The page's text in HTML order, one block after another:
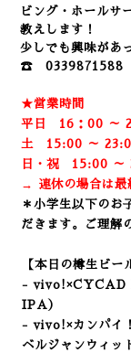
ビング・ホールサ
教えします！
少しでも興味があ
☎ 0339871588
★営業時間
平日 16：00 ～
土 15:00 ～
日・祝 15:00 ～
→ 連休の場合は最
＊小学生以下のお
だきます。ご理解
【本日の樽生ビー
-
IPA）
- vivo!×カンパイ
ベルジャンウィッ